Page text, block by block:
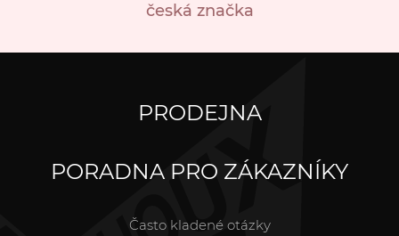
česká značka
PRODEJNA
PORADNA PRO ZÁKAZNÍKY
Často kladené otázky